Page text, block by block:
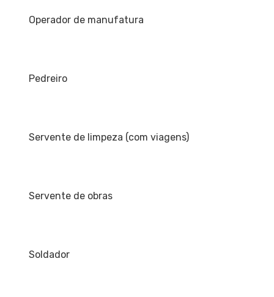
Operador de manufatura
Pedreiro
Servente de limpeza (com viagens)
Servente de obras
Soldador